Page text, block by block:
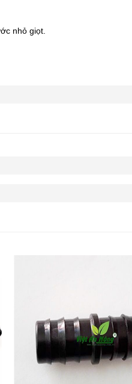
nhỏ giọt.